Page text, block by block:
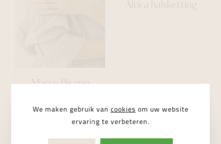
Marco Bicego
Africa halsketting
We maken gebruik van cookies om uw website
ervaring te verbeteren.